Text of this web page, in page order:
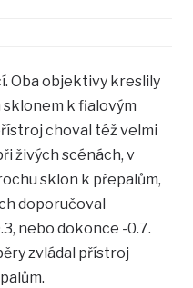
Oba objektivy kreslily
sklonem k fialovým
choval též velmi
živých scénách, v
sklon k přepalům,
doporučoval
nebo dokonce -0.7.
zvládal přístroj